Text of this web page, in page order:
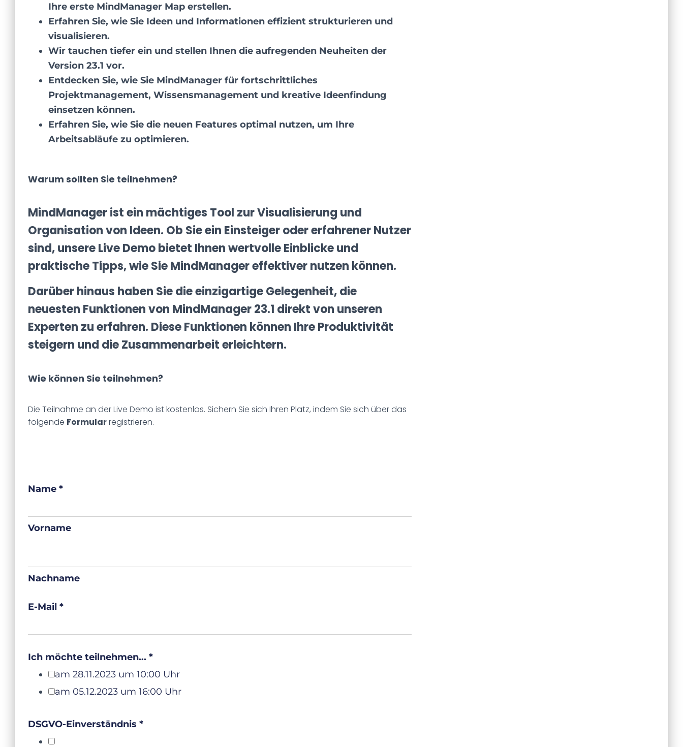
Ihre erste MindManager Map erstellen.
Erfahren Sie, wie Sie Ideen und Informationen effizient strukturieren und
visualisieren.
Wir tauchen tiefer ein und stellen Ihnen die aufregenden Neuheiten der
Version 23.1 vor.
Entdecken Sie, wie Sie MindManager für fortschrittliches
Projektmanagement, Wissensmanagement und kreative Ideenfindung
einsetzen können.
Erfahren Sie, wie Sie die neuen Features optimal nutzen, um Ihre
Arbeitsabläufe zu optimieren.
Warum sollten Sie teilnehmen?
MindManager ist ein mächtiges Tool zur Visualisierung und
Organisation von Ideen. Ob Sie ein Einsteiger oder erfahrener Nutzer
sind, unsereLive Demobietet Ihnen wertvolle Einblicke und
praktische Tipps, wie Sie MindManager effektiver nutzen können.
Darüber hinaus haben Sie die einzigartige Gelegenheit, die
neuesten Funktionen von MindManager 23.1 direkt von unseren
Experten zu erfahren. Diese Funktionen können Ihre Produktivität
steigern und die Zusammenarbeit erleichtern.
Wie können Sie teilnehmen?
Die Teilnahme an derLive Demo ist kostenlos. Sichern Sie sich Ihren Platz, indem Sie sich über das
folgende Formularregistrieren.
Name *
Vorname
Nachname
E-Mail *
Ich möchte teilnehmen... *
am 28.11.2023 um 10:00 Uhr
am 05.12.2023 um 16:00 Uhr
DSGVO-Einverständnis *